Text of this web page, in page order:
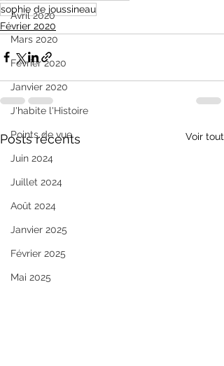
Avril 2020
Mars 2020
Février 2020
Janvier 2020
J'habite l'Histoire
Points de vue
Juin 2024
Juillet 2024
Août 2024
Janvier 2025
Février 2025
Mai 2025
sophie de joussineau
Février 2020
Posts récents Voir tout